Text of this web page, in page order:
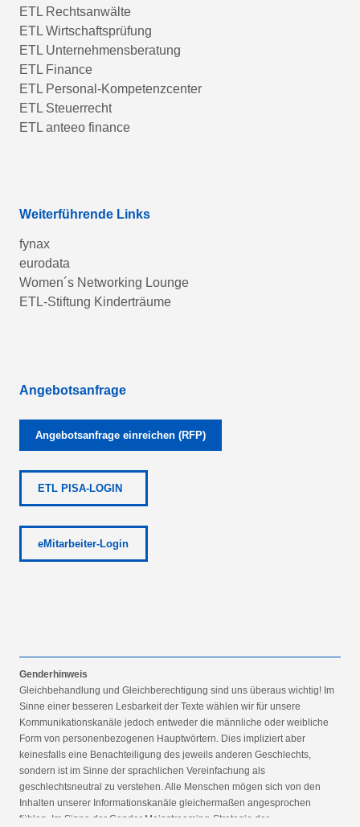
ETL Rechtsanwälte
ETL Wirtschaftsprüfung
ETL Unternehmensberatung
ETL Finance
ETL Personal-Kompetenzcenter
ETL Steuerrecht
ETL anteeo finance
Weiterführende Links
fynax
eurodata
Women´s Networking Lounge
ETL-Stiftung Kinderträume
Angebotsanfrage
Angebotsanfrage einreichen (RFP)
ETL PISA-LOGIN
eMitarbeiter-Login
Genderhinweis
Gleichbehandlung und Gleichberechtigung sind uns überaus wichtig! Im
Sinne einer besseren Lesbarkeit der Texte wählen wir für unsere
Kommunikationskanäle jedoch entweder die männliche oder weibliche
Form von personenbezogenen Hauptwörtern. Dies impliziert aber
keinesfalls eine Benachteiligung des jeweils anderen Geschlechts,
sondern ist im Sinne der sprachlichen Vereinfachung als
geschlechtsneutral zu verstehen. Alle Menschen mögen sich von den
Inhalten unserer Informationskanäle gleichermaßen angesprochen
fühlen. Im Sinne der Gender Mainstreaming-Strategie der